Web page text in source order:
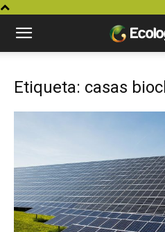
Etiqueta: casas